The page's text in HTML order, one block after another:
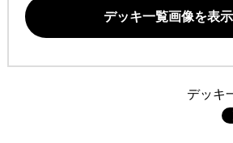
デッキ一覧画像を表
デッキ